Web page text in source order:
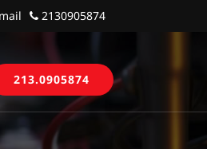
2130905874
213.0905874